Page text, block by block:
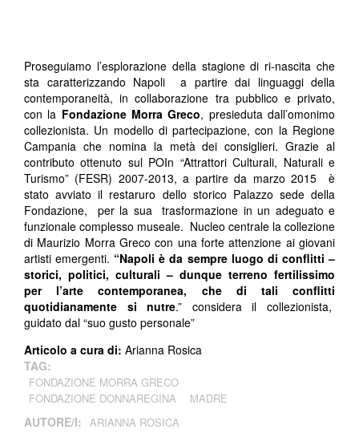
Proseguiamo l’esplorazione della stagione di ri-nascita che
sta caratterizzando Napoli a partire dai linguaggi della
contemporaneità, in collaborazione tra pubblico e privato,
con la Fondazione Morra Greco, presieduta dall’omonimo
collezionista. Un modello di partecipazione, con la Regione
Campania che nomina la metà dei consiglieri. Grazie al
contributo ottenuto sul POIn “Attrattori Culturali, Naturali e
Turismo” (FESR) 2007-2013, a partire da marzo 2015 è
stato avviato il restaruro dello storico Palazzo sede della
Fondazione, per la sua trasformazione in un adeguato e
funzionale complesso museale. Nucleo centrale la collezione
di Maurizio Morra Greco con una forte attenzione ai giovani
artisti emergenti. “Napoli è da sempre luogo di conflitti –
storici, politici, culturali – dunque terreno fertilissimo
per l’arte contemporanea, che di tali conflitti
quotidianamente si nutre.” considera il collezionista,
guidato dal “suo gusto personale”
Articolo a cura di: Arianna Rosica
TAG:
FONDAZIONE MORRA GRECO
FONDAZIONE DONNAREGINA
MADRE
AUTORE/I: ARIANNA ROSICA